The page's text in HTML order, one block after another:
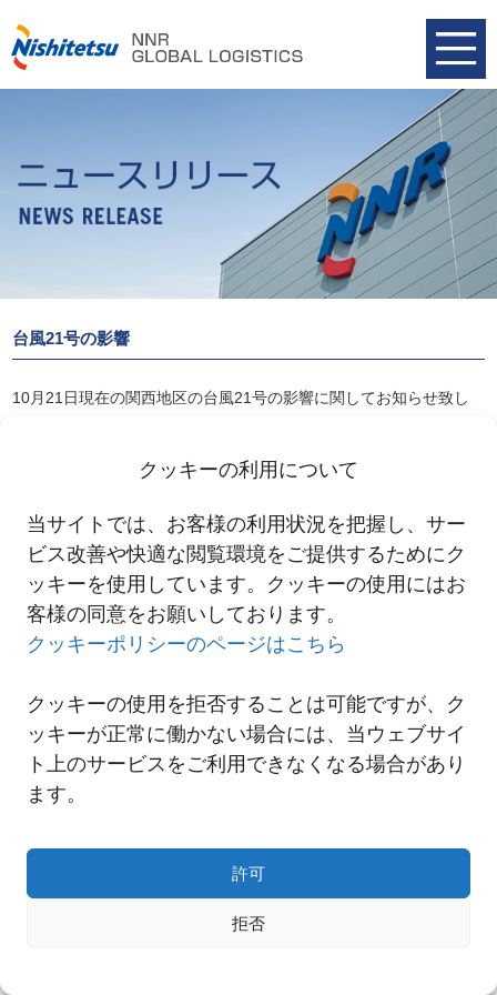
クッキーの利用について
当サイトでは、お客様の利用状況を把握し、サー
ビス改善や快適な閲覧環境をご提供するためにク
ッキーを使用しています。クッキーの使用にはお
客様の同意をお願いしております。
クッキーポリシーのページはこちら
クッキーの使用を拒否することは可能ですが、ク
ッキーが正常に働かない場合には、当ウェブサイ
ト上のサービスをご利用できなくなる場合があり
ます。
許可
拒否
台風21号の影響
10月21日現在の関西地区の台風21号の影響に関してお知らせ致し
一覧へ
Copyright© NNR GLOBAL LOGISTICS A Div.of Nishi-Nippon Railroad Co.,Ltd.